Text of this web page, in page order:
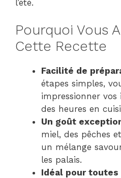
l’été.
Pourquoi Vous
Cette Recette
Facilité de
étapes simples,
impressionner vos
des heures en
Un goût
miel, des pêches
un mélange
les palais.
Idéal pour toutes